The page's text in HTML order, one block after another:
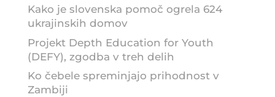
Kako je slovenska pomoč ogrela 624
ukrajinskih domov
Projekt Depth Education for Youth
(DEFY), zgodba v treh delih
Ko čebele spreminjajo prihodnost v
Zambiji